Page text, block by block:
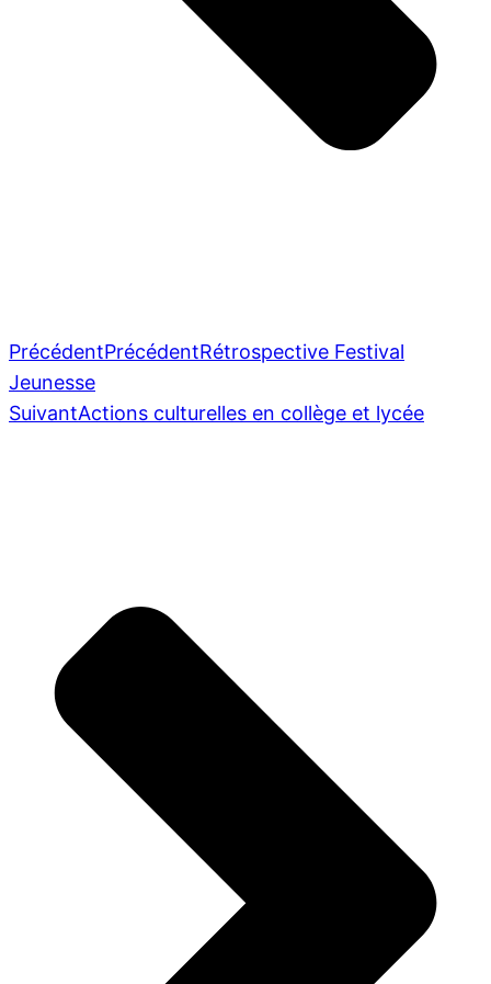
PrécédentPrécédentRétrospective Festival
Jeunesse
SuivantActions culturelles en collège et lycée